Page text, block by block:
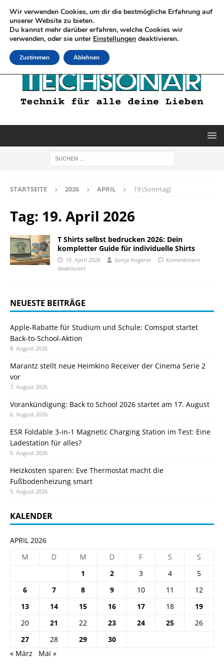
STARTSEITE 2026 APRIL 19 (Sonntag)
Tag: 19. April 2026
T Shirts selbst bedrucken 2026: Dein
kompletter Guide für individuelle Shirts
19. April 2026 Sonja Angerer
Kommentare
deaktiviert
NEUESTE BEITRÄGE
Apple-Rabatte für Studium und Schule: Comspot startet
Back-to-School-Aktion
8. August 2026
Marantz stellt neue Heimkino Receiver der Cinema Serie 2
vor
7. August 2026
Vorankündigung: Back to School 2026 startet am 17. August
6. August 2026
ESR Foldable 3-in-1 Magnetic Charging Station im Test: Eine
Ladestation für alles?
6. August 2026
Heizkosten sparen: Eve Thermostat macht die
Fußbodenheizung smart
5. August 2026
KALENDER
APRIL 2026
M
D M D F S
S
1
2 3 4
5
6
7 8 9 10 11
12
13
14 15 16 17 18
19
20
21 22 23 24 25
26
27
28 29
30
« März
Mai »
Wir verwenden Cookies, um dir die bestmögliche Erfahrung auf
unserer Website zu bieten.
Du kannst mehr darüber erfahren, welche Cookies wir
verwenden, oder sie unter Einstellungen deaktivieren.
Zustimmen Ablehnen